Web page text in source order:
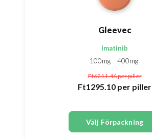
Gleevec
Imatinib
100mg
400mg
Ft6211.46per piller
Ft1295.10 per piller
Välj Förpackning